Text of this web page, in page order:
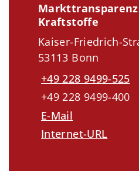
Kraftstoffe
Kaiser-Friedrich-
53113 Bonn
+49 228 9499-525
+49 228 9499-400
E-Mail
Internet-URL